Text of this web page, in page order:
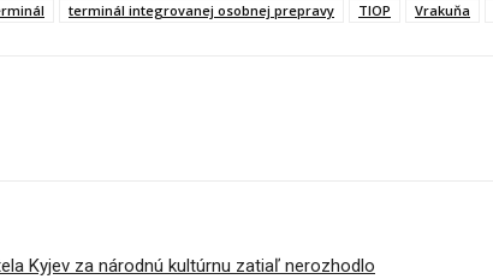
terminál integrovanej osobnej prepravy TIOP Vrakuňa
Kyjev za národnú kultúrnu zatiaľ nerozhodlo